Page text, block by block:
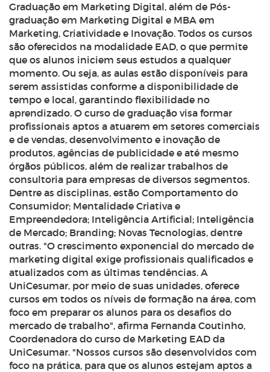
Graduação em Marketing Digital, além de Pós-
graduação em Marketing Digital e MBA em
Marketing, Criatividade e Inovação. Todos os cursos
são oferecidos na modalidade EAD, o que permite
que os alunos iniciem seus estudos a qualquer
momento. Ou seja, as aulas estão disponíveis para
serem assistidas conforme a disponibilidade de
tempo e local, garantindo flexibilidade no
aprendizado. O curso de graduação visa formar
profissionais aptos a atuarem em setores comerciais
e de vendas, desenvolvimento e inovação de
produtos, agências de publicidade e até mesmo
órgãos públicos, além de realizar trabalhos de
consultoria para empresas de diversos segmentos.
Dentre as disciplinas, estão Comportamento do
Consumidor; Mentalidade Criativa e
Empreendedora; Inteligência Artificial; Inteligência
de Mercado; Branding; Novas Tecnologias, dentre
outras. "O crescimento exponencial do mercado de
marketing digital exige profissionais qualificados e
atualizados com as últimas tendências. A
UniCesumar, por meio de suas unidades, oferece
cursos em todos os níveis de formação na área, com
foco em preparar os alunos para os desafios do
mercado de trabalho", afirma Fernanda Coutinho,
Coordenadora do curso de Marketing EAD da
UniCesumar. "Nossos cursos são desenvolvidos com
foco na prática, para que os alunos estejam aptos a